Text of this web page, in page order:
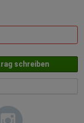
schreiben